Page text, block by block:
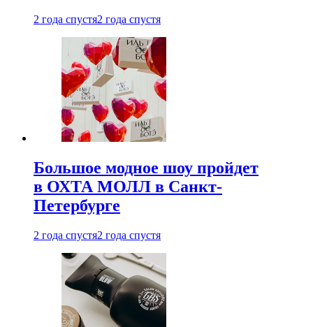
2 года спустя2 года спустя
Большое модное шоу пройдет
в ОХТА МОЛЛ в Санкт-
Петербурге
2 года спустя2 года спустя